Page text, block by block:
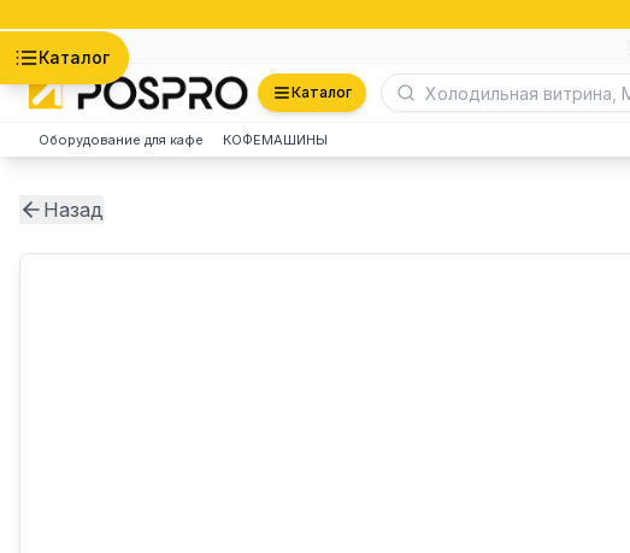
Каталог
Каталог
Оборудование для кафе КОФЕМАШИНЫ
Назад